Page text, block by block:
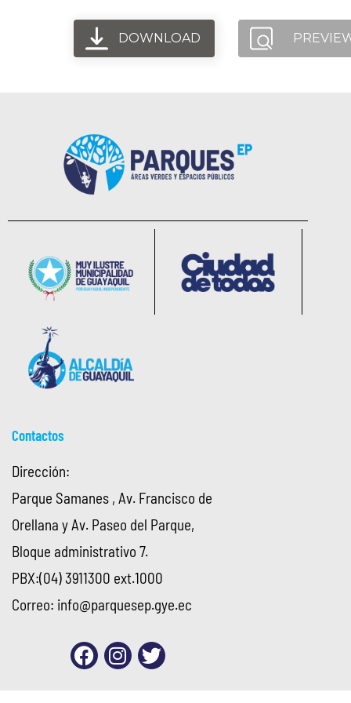
DOWNLOAD
Contactos
Dirección:
Parque Samanes , Av. Francisco de
Orellana y Av. Paseo del Parque,
Bloque administrativo 7.
PBX:(04) 3911300 ext.1000
Correo: info@parquesep.gye.ec